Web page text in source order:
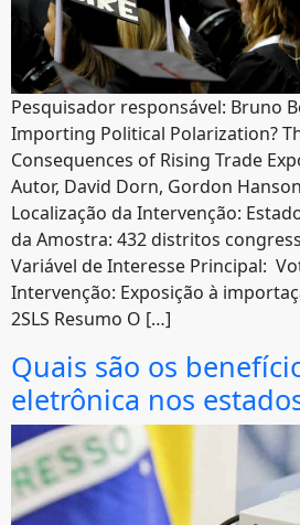
Pesquisador responsável: Bruno
Importing Political Polarization?
Consequences of Rising Trade
Autor, David Dorn, Gordon
Localização da Intervenção:
da Amostra: 432 distritos
Variável de Interesse Principal:
Intervenção: Exposição à
2SLS Resumo O […]
Quais são os
eletrônica nos